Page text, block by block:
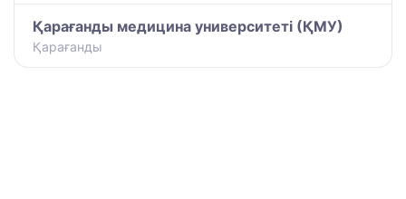
Қарағанды медицина университеті (ҚМУ)
Қарағанды